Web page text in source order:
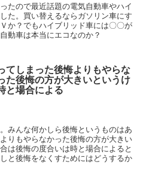
たので最近話題の電気自動車やハイ
た。買い替えるならガソリン車にす
か？でもハイブリッド車には〇〇が
動車は本当にエコなのか？
てしまった後悔よりもやらな
た後悔の方が大きいというけ
と場合による
みんな何かしら後悔というものはあ
りもやらなかった後悔の方が大きい
は後悔の度合いは時と場合によると
と後悔をなくすためにはどうするか